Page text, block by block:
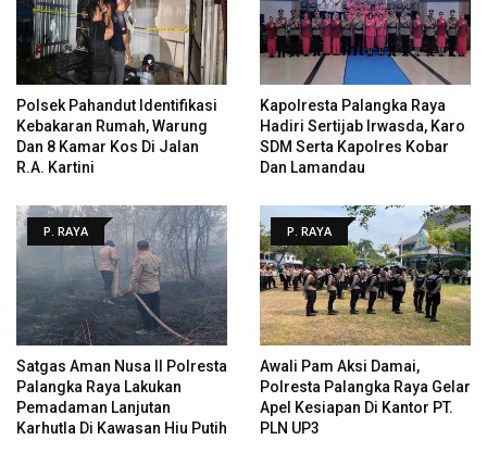
Polsek Pahandut Identifikasi
Kebakaran Rumah, Warung
Dan 8 Kamar Kos Di Jalan
R.A. Kartini
Kapolresta Palangka Raya
Hadiri Sertijab Irwasda, Karo
SDM Serta Kapolres Kobar
Dan Lamandau
P. RAYA
Satgas Aman Nusa II Polresta
Palangka Raya Lakukan
Pemadaman Lanjutan
Karhutla Di Kawasan Hiu Putih
P. RAYA
Awali Pam Aksi Damai,
Polresta Palangka Raya Gelar
Apel Kesiapan Di Kantor PT.
PLN UP3